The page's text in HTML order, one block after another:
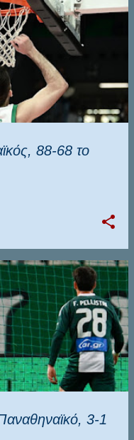
88-68 το
3-1